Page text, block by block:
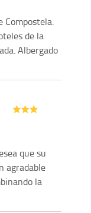
Compostela.
de la
Albergado
que su
agradable
la